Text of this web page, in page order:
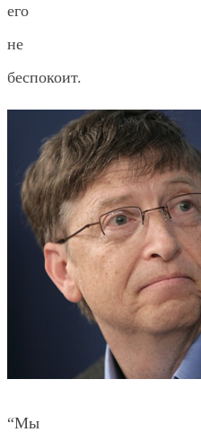
его
не
беспокоит.
“Мы